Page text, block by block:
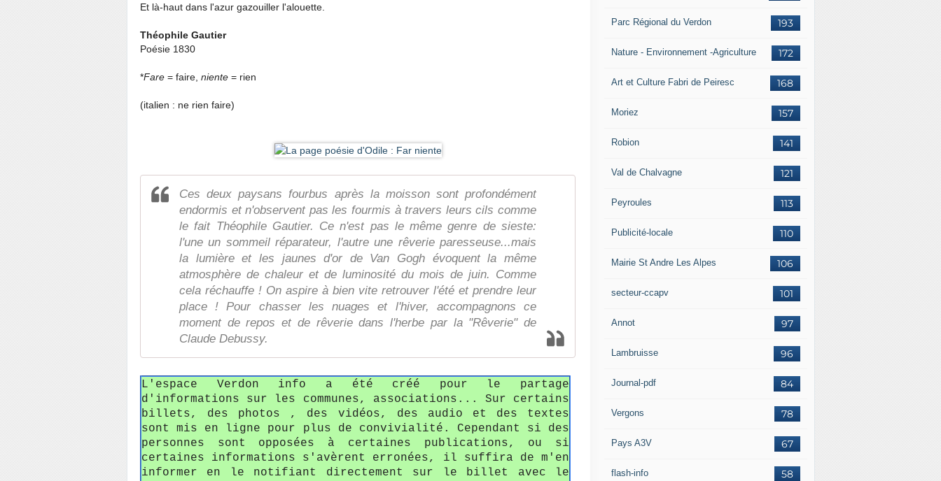
Et là-haut dans l'azur gazouiller l'alouette.
Théophile Gautier
Poésie 1830
*Fare = faire, niente = rien
(italien : ne rien faire)
Ces deux paysans fourbus après la moisson sont profondément
endormis et n'observent pas les fourmis à travers leurs cils comme
le fait Théophile Gautier. Ce n'est pas le même genre de sieste:
l'une un sommeil réparateur, l'autre une rêverie paresseuse...mais
la lumière et les jaunes d'or de Van Gogh évoquent la même
atmosphère de chaleur et de luminosité du mois de juin. Comme
cela réchauffe ! On aspire à bien vite retrouver l'été et prendre leur
place ! Pour chasser les nuages et l'hiver, accompagnons ce
moment de repos et de rêverie dans l'herbe par la "Rêverie" de
Claude Debussy.
L'espace Verdon info a été créé pour le partage
d'informations sur les communes, associations... Sur certains
billets, des photos , des vidéos, des audio et des textes
sont mis en ligne pour plus de convivialité. Cependant si des
personnes sont opposées à certaines publications, ou si
certaines informations s'avèrent erronées, il suffira de m'en
informer en le notifiant directement sur le billet avec le
193
Parc Régional du Verdon
172
Nature - Environnement -Agriculture
168
Art et Culture Fabri de Peiresc
157
Moriez
141
Robion
121
Val de Chalvagne
113
Peyroules
110
Publicité-locale
106
Mairie St Andre Les Alpes
101
secteur-ccapv
97
Annot
96
Lambruisse
84
Journal-pdf
78
Vergons
67
Pays A3V
58
flash-info